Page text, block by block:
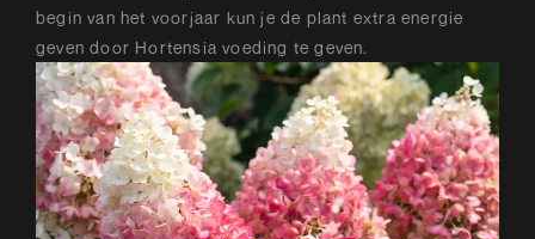
begin van het voorjaar kun je de plant extra energie
geven door Hortensia voeding te geven.